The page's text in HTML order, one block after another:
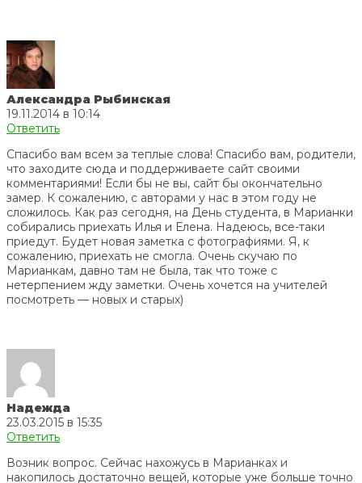
Александра Рыбинская
19.11.2014 в 10:14
Ответить
Спасибо вам всем за теплые слова! Спасибо вам, родители,
что заходите сюда и поддерживаете сайт своими
комментариями! Если бы не вы, сайт бы окончательно
замер. К сожалению, с авторами у нас в этом году не
сложилось. Как раз сегодня, на День студента, в Марианки
собирались приехать Илья и Елена. Надеюсь, все-таки
приедут. Будет новая заметка с фотографиями. Я, к
сожалению, приехать не смогла. Очень скучаю по
Марианкам, давно там не была, так что тоже с
нетерпением жду заметки. Очень хочется на учителей
посмотреть — новых и старых)
Надежда
23.03.2015 в 15:35
Ответить
Возник вопрос. Сейчас нахожусь в Марианках и
накопилось достаточно вещей, которые уже больше точно